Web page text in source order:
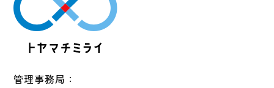
管理事務局：